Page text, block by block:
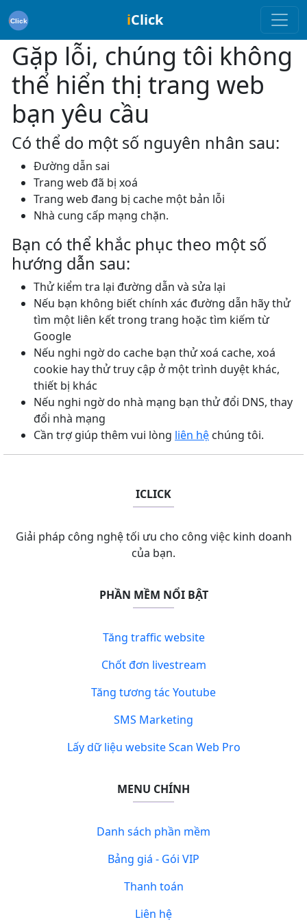
iClick
Gặp lỗi, chúng tôi không
thể hiển thị trang web
bạn yêu cầu
Có thể do một số nguyên nhân sau:
Đường dẫn sai
Trang web đã bị xoá
Trang web đang bị cache một bản lỗi
Nhà cung cấp mạng chặn.
Bạn có thể khắc phục theo một số
hướng dẫn sau:
Thử kiểm tra lại đường dẫn và sửa lại
Nếu bạn không biết chính xác đường dẫn hãy thử
tìm một liên kết trong trang hoặc tìm kiếm từ
Google
Nếu nghi ngờ do cache bạn thử xoá cache, xoá
cookie hay thử truy cập ở một trình duyệt khác,
thiết bị khác
Nếu nghi ngờ do nhà mạng bạn thử đổi DNS, thay
đổi nhà mạng
Cần trợ giúp thêm vui lòng liên hệ chúng tôi.
ICLICK
Giải pháp công nghệ tối ưu cho công việc kinh doanh
của bạn.
PHẦN MỀM NỔI BẬT
Tăng traffic website
Chốt đơn livestream
Tăng tương tác Youtube
SMS Marketing
Lấy dữ liệu website Scan Web Pro
MENU CHÍNH
Danh sách phần mềm
Bảng giá - Gói VIP
Thanh toán
Liên hệ